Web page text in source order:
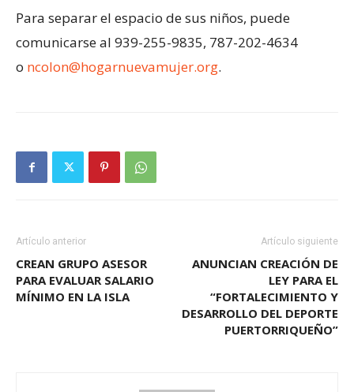
Para separar el espacio de sus niños, puede
comunicarse al 939-255-9835, 787-202-4634
o ncolon@hogarnuevamujer.org.
Artículo anterior
CREAN GRUPO ASESOR
PARA EVALUAR SALARIO
MÍNIMO EN LA ISLA
Artículo siguiente
ANUNCIAN CREACIÓN DE
LEY PARA EL
“FORTALECIMIENTO Y
DESARROLLO DEL DEPORTE
PUERTORRIQUEÑO”